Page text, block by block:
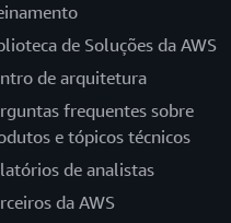
de Soluções da AWS
de arquitetura
frequentes sobre
e tópicos técnicos
de analistas
da AWS